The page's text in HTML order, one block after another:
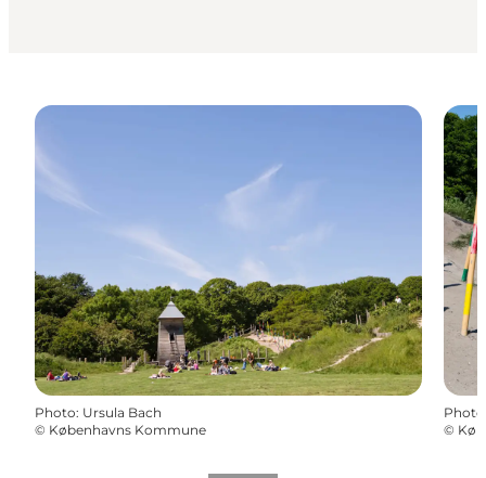
Photo: Ursula Bach
© Københavns Kommune
Photo
©